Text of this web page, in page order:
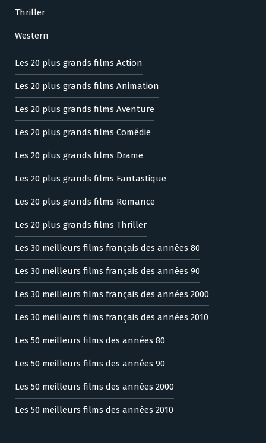
Thriller
Western
Les 20 plus grands films Action
Les 20 plus grands films Animation
Les 20 plus grands films Aventure
Les 20 plus grands films Comédie
Les 20 plus grands films Drame
Les 20 plus grands films Fantastique
Les 20 plus grands films Romance
Les 20 plus grands films Thriller
Les 30 meilleurs films français des années 80
Les 30 meilleurs films français des années 90
Les 30 meilleurs films français des années 2000
Les 30 meilleurs films français des années 2010
Les 50 meilleurs films des années 80
Les 50 meilleurs films des années 90
Les 50 meilleurs films des années 2000
Les 50 meilleurs films des années 2010